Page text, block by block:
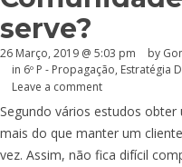
serve?
26 Março, 2019 @ 5:03 pm by
in 6º P - Propagação, Estratégia
Leave a comment
Segundo vários estudos
mais do que manter um
vez. Assim, não fica difícil